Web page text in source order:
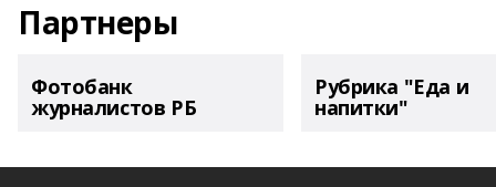
Партнеры
Фотобанк
журналистов РБ
Рубрика "Еда и
напитки"